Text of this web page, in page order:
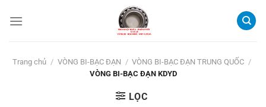
qua
Trang chủ / VÒNG BI-BẠC ĐẠN / VÒNG BI-BẠC ĐẠN TRUNG QUỐC /
VÒNG BI-BẠC ĐẠN KDYD
LỌC